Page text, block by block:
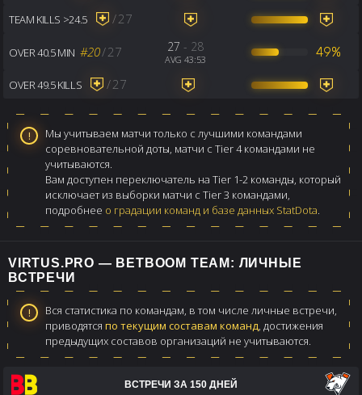
TEAM KILLS >24.5 /27
OVER 40.5 MIN #20/27 27 - 28
AVG 43:53 49%
OVER 49.5 KILLS /27
Мы учитываем матчи только с лучшими командами
соревновательной доты, матчи с Tier 4 командами не
учитываются.
Вам доступен переключатель на Tier 1-2 команды, который
исключает из выборки матчи с Tier 3 командами,
подробнее о градации команд и базе данных StatDota.
VIRTUS.PRO — BETBOOM TEAM: ЛИЧНЫЕ
ВСТРЕЧИ
Вся статистика по командам, в том числе личные встречи,
приводятся по текущим составам команд, достижения
предыдущих составов организаций не учитываются.
ВСТРЕЧИ ЗА 150 ДНЕЙ